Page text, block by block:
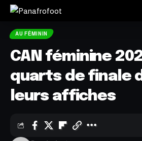
AU FÉMININ
CAN féminine
quarts de finale
leurs affiches